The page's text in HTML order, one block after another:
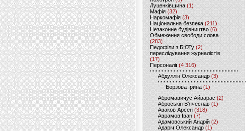
Луценківщина (1)
Мафія (32)
Наркомафія (3)
Національна безпека (211)
Незаконне будівництво(6)
Обмеження свободи слова
(283)
Педофіли з БЮТу (2)
переслідування журналістів
(17)
Персоналії (4 316)
Абдуллін Олександр (3)
Борзова Ірина(1)
Абромавичус Айварас (2)
Аброськін В’ячеслав(1)
Аваков Арсен (318)
Аврамов Іван (7)
Адамовський Андрій(2)
Адаріч Олександр (1)